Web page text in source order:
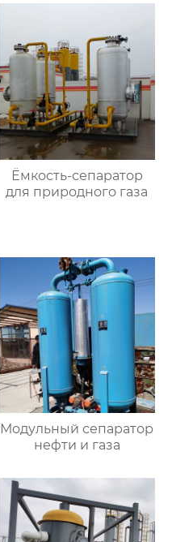
Ёмкость-сепаратор
для природного газа
Модульный сепаратор
нефти и газа